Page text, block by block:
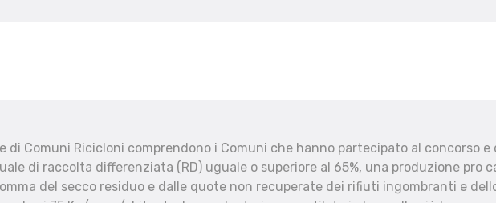
di Comuni Ricicloni comprendono i Comuni che hanno partecipato al concorso
di raccolta differenziata (RD) uguale o superiore al 65%, una produzione pro
del secco residuo e dalle quote non recuperate dei rifiuti ingombranti e